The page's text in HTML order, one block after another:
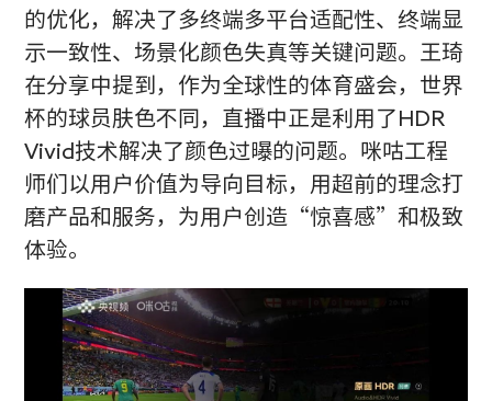
的优化，解决了多终端多平台适配性、终端显
示一致性、场景化颜色失真等关键问题。王琦
在分享中提到，作为全球性的体育盛会，世界
杯的球员肤色不同，直播中正是利用了HDR
Vivid技术解决了颜色过曝的问题。咪咕工程
师们以用户价值为导向目标，用超前的理念打
磨产品和服务，为用户创造“惊喜感”和极致
体验。